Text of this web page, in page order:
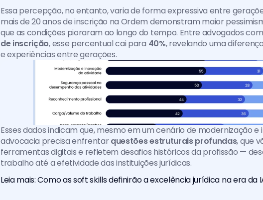
Essa percepção, no entanto, varia de forma expressiva entre
mais de 20 anos de inscrição na Ordem demonstram maior
que as condições pioraram ao longo do tempo. Entre advogados com
de inscrição, esse percentual cai para 40%, revelando uma
e experiências entre gerações.
Esses dados indicam que, mesmo em um cenário de modernização
advocacia precisa enfrentar questões estruturais profundas, que
ferramentas digitais e refletem desafios históricos da profissão —
trabalho até a efetividade das instituições jurídicas.
Leia mais: Como as soft skills definirão a excelência jurídica na era da